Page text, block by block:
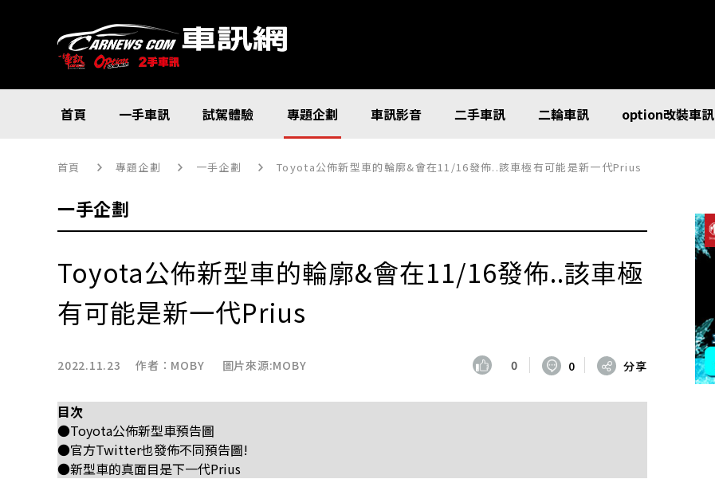
首頁 一手車訊 試駕體驗 專題企劃 車訊影音 二手車訊 二輪車訊 option改裝車訊
首頁 專題企劃 一手企劃 Toyota公佈新型車的輪廓&會在11/16發佈..該車極有可能是新一代Prius
一手企劃
Toyota公佈新型車的輪廓&會在11/16發佈..該車極
有可能是新一代Prius
2022.11.23 作者： MOBY 圖片來源:MOBY 0 0 分享
目次
●Toyota公佈新型車預告圖
●官方Twitter也發佈不同預告圖!
●新型車的真面目是下一代Prius